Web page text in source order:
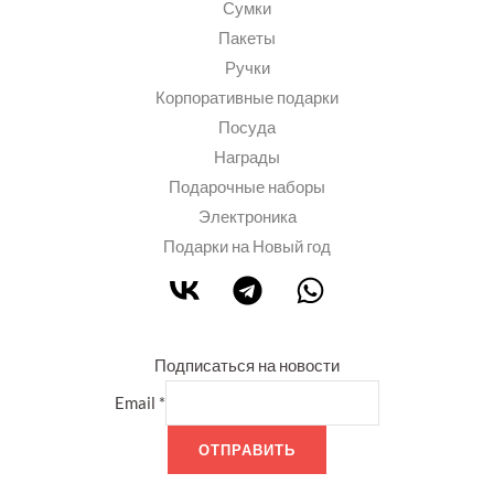
Сумки
Пакеты
Ручки
Корпоративные подарки
Посуда
Награды
Подарочные наборы
Электроника
Подарки на Новый год
Подписаться на новости
Email *
ОТПРАВИТЬ